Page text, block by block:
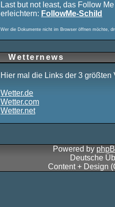
Last but not least, das Follow
erleichtern: FollowMe-Schild
Wer die Dokumente nicht im Browser öffnen möchte,
Wetternews
Hier mal die Links der 3 größten
Wetter.de
Wetter.com
Wetter.net
Powered by
Deutsche
Content + Design